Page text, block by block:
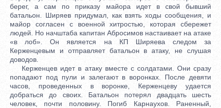
берег, а сам по приказу майора идет в свой бывший
батальон. Ширяев придумал, как взять ходы сообщения, и
майор согласен с военной хитростью, которая сбережет
людей. Но начштаба капитан Абросимов настаивает на атаке
«в лоб». Он является на КП Ширяева следом за
Керженцевым и отправляет батальон в атаку, не слушая
доводов.
Керженцев идет в атаку вместе с солдатами. Они сразу
попадают под пули и залегают в воронках. После девяти
часов, проведенных в воронке, Керженцеву удается
добраться до своих. Батальон потерял двадцать шесть
человек, почти половину. Погиб Карнаухов. Раненный,